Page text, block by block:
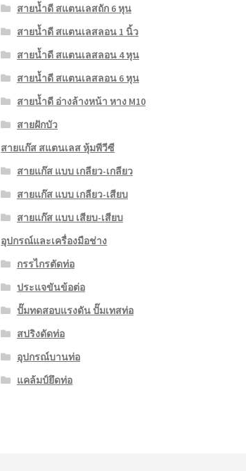
สายน้ำดี สแตนเลสถัก 6 หุน
สายน้ำดี สแตนเลสลอน 1 นิ้ว
สายน้ำดี สแตนเลสลอน 4 หุน
สายน้ำดี สแตนเลสลอน 6 หุน
สายน้ำดี อ่างล้างหน้า หาง M10
สายฝักบัว
สายแก๊ส สแตนเลส หุ้มพีวีซี
สายแก๊ส แบบ เกลียว-เกลียว
สายแก๊ส แบบ เกลียว-เสียบ
สายแก๊ส แบบ เสียบ-เสียบ
อุปกรณ์และเครื่องมือช่าง
กรรไกรตัดท่อ
ประแจขันข้อต่อ
ปั๊มทดสอบแรงดัน ปั๊มเทสท่อ
สปริงดัดท่อ
อุปกรณ์บานท่อ
แคล้มป์ยึดท่อ